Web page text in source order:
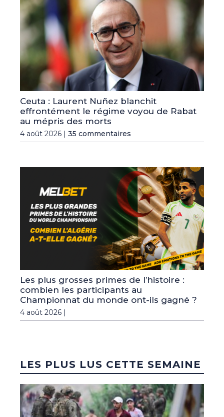
Ceuta : Laurent Nuñez blanchit
effrontément le régime voyou de Rabat
au mépris des morts
4 août 2026 | 35 commentaires
Les plus grosses primes de l’histoire :
combien les participants au
Championnat du monde ont-ils gagné ?
4 août 2026 |
LES PLUS LUS CETTE SEMAINE